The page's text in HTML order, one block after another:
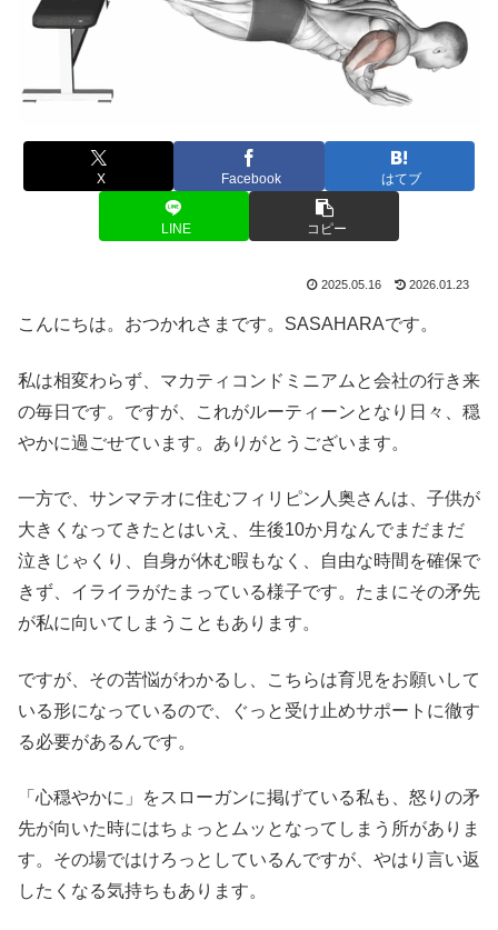
X Facebook はてブ
LINE コピー
2025.05.16 2026.01.23
こんにちは。おつかれさまです。SASAHARAです。
私は相変わらず、マカティコンドミニアムと会社の行き来
の毎日です。ですが、これがルーティーンとなり日々、穏
やかに過ごせています。ありがとうございます。
一方で、サンマテオに住むフィリピン人奥さんは、子供が
大きくなってきたとはいえ、生後10か月なんでまだまだ
泣きじゃくり、自身が休む暇もなく、自由な時間を確保で
きず、イライラがたまっている様子です。たまにその矛先
が私に向いてしまうこともあります。
ですが、その苦悩がわかるし、こちらは育児をお願いして
いる形になっているので、ぐっと受け止めサポートに徹す
る必要があるんです。
「心穏やかに」をスローガンに掲げている私も、怒りの矛
先が向いた時にはちょっとムッとなってしまう所がありま
す。その場ではけろっとしているんですが、やはり言い返
したくなる気持ちもあります。